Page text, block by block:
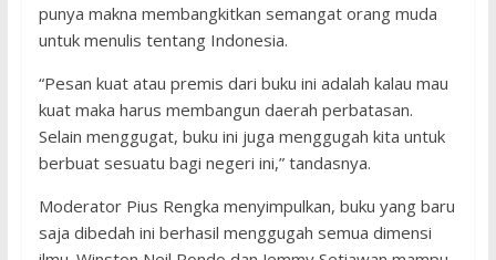
punya makna membangkitkan semangat orang muda
untuk menulis tentang Indonesia.
“Pesan kuat atau premis dari buku ini adalah kalau mau
kuat maka harus membangun daerah perbatasan.
Selain menggugat, buku ini juga menggugah kita untuk
berbuat sesuatu bagi negeri ini,” tandasnya.
Moderator Pius Rengka menyimpulkan, buku yang baru
saja dibedah ini berhasil menggugah semua dimensi